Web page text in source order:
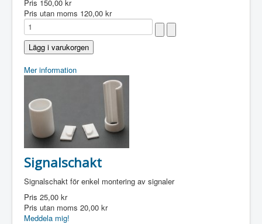
Pris 150,00 kr
Pris utan moms 120,00 kr
Mer information
Signalschakt
Signalschakt för enkel montering av signaler
Pris 25,00 kr
Pris utan moms 20,00 kr
Meddela mig!